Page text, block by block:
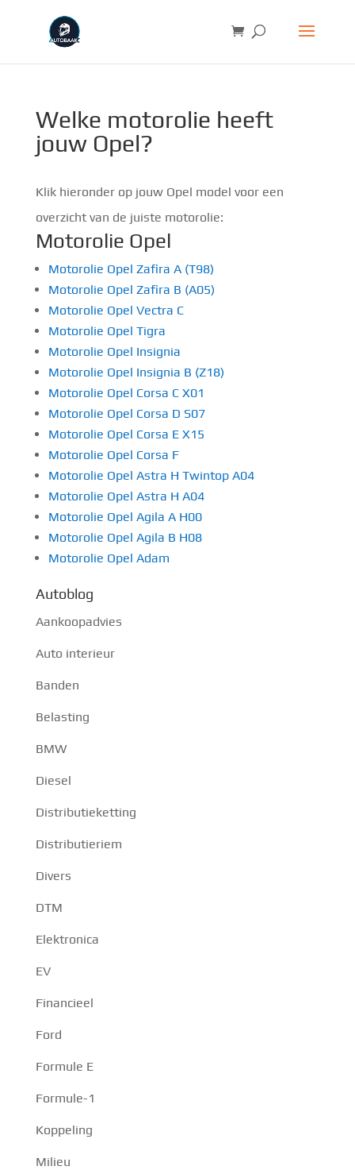
Welke motorolie heeft
jouw Opel?
Klik hieronder op jouw Opel model voor een
overzicht van de juiste motorolie:
Motorolie Opel
Motorolie Opel Zafira A (T98)
Motorolie Opel Zafira B (A05)
Motorolie Opel Vectra C
Motorolie Opel Tigra
Motorolie Opel Insignia
Motorolie Opel Insignia B (Z18)
Motorolie Opel Corsa C X01
Motorolie Opel Corsa D S07
Motorolie Opel Corsa E X15
Motorolie Opel Corsa F
Motorolie Opel Astra H Twintop A04
Motorolie Opel Astra H A04
Motorolie Opel Agila A H00
Motorolie Opel Agila B H08
Motorolie Opel Adam
Autoblog
Aankoopadvies
Auto interieur
Banden
Belasting
BMW
Diesel
Distributieketting
Distributieriem
Divers
DTM
Elektronica
EV
Financieel
Ford
Formule E
Formule-1
Koppeling
Milieu